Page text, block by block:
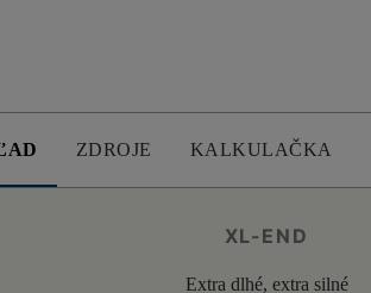
ZDROJE KALKULAČKA
XL-END
Extra dlhé, extra silné